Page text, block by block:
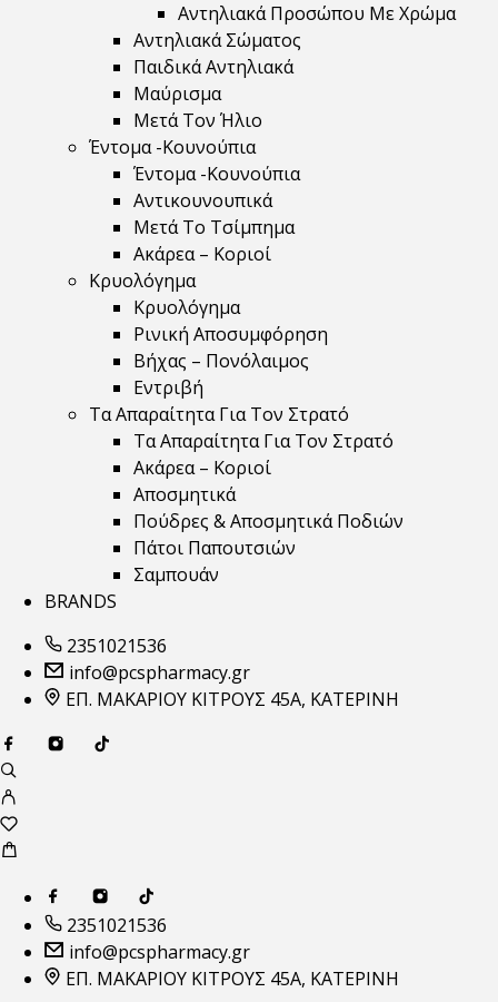
Αντηλιακά Προσώπου Με Χρώμα
Αντηλιακά Σώματος
Παιδικά Αντηλιακά
Μαύρισμα
Mετά Τον Ήλιο
Έντομα -Κουνούπια
Έντομα -Κουνούπια
Αντικουνουπικά
Μετά Το Τσίμπημα
Ακάρεα – Κοριοί
Κρυολόγημα
Κρυολόγημα
Ρινική Αποσυμφόρηση
Βήχας – Πονόλαιμος
Εντριβή
Τα Απαραίτητα Για Τον Στρατό
Τα Απαραίτητα Για Τον Στρατό
Ακάρεα – Κοριοί
Αποσμητικά
Πούδρες & Αποσμητικά Ποδιών
Πάτοι Παπουτσιών
Σαμπουάν
BRANDS
2351021536
info@pcspharmacy.gr
ΕΠ. ΜΑΚΑΡΙΟΥ ΚΙΤΡΟΥΣ 45Α, ΚΑΤΕΡΙΝΗ
2351021536
info@pcspharmacy.gr
ΕΠ. ΜΑΚΑΡΙΟΥ ΚΙΤΡΟΥΣ 45Α, ΚΑΤΕΡΙΝΗ